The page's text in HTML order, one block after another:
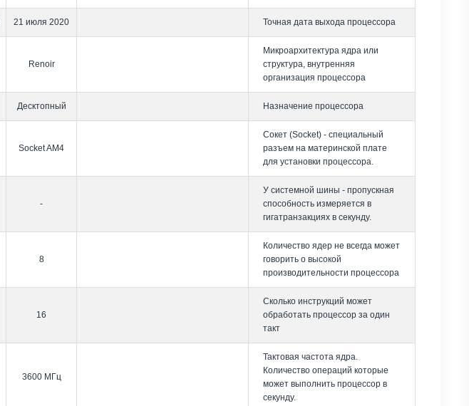
21 июля 2020 Точная дата выхода процессора
Renoir
Микроархитектура ядра или
структура, внутренняя
организация процессора
Десктопный Назначение процессора
Socket AM4
Сокет (Socket) - специальный
разъем на материнской плате
для установки процессора.
-
У системной шины - пропускная
способность измеряется в
гигатранзакциях в секунду.
8
Количество ядер не всегда может
говорить о высокой
производительности процессора
16
Сколько инструкций может
обработать процессор за один
такт
3600 МГц
Тактовая частота ядра.
Количество операций которые
может выполнить процессор в
секунду.